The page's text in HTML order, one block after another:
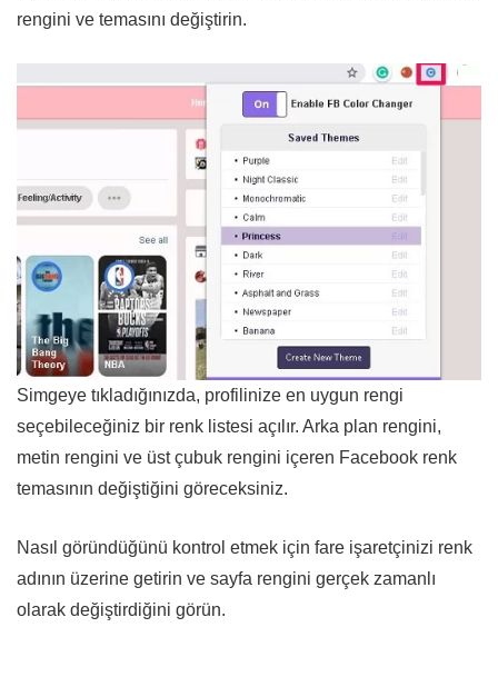
rengini ve temasını değiştirin.
Simgeye tıkladığınızda, profilinize en uygun rengi
seçebileceğiniz bir renk listesi açılır. Arka plan rengini,
metin rengini ve üst çubuk rengini içeren Facebook renk
temasının değiştiğini göreceksiniz.
Nasıl göründüğünü kontrol etmek için fare işaretçinizi renk
adının üzerine getirin ve sayfa rengini gerçek zamanlı
olarak değiştirdiğini görün.